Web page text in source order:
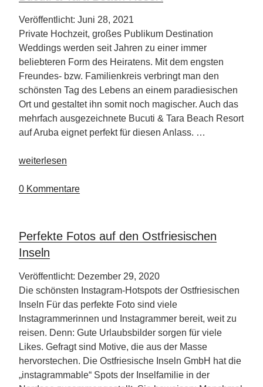
Veröffentlicht: Juni 28, 2021
Private Hochzeit, großes Publikum Destination
Weddings werden seit Jahren zu einer immer
beliebteren Form des Heiratens. Mit dem engsten
Freundes- bzw. Familienkreis verbringt man den
schönsten Tag des Lebens an einem paradiesischen
Ort und gestaltet ihn somit noch magischer. Auch das
mehrfach ausgezeichnete Bucuti & Tara Beach Resort
auf Aruba eignet perfekt für diesen Anlass. …
„Bucuti
Tara
weiterlesen
0 Kommentare
Perfekte Fotos auf den Ostfriesischen
Inseln
Veröffentlicht: Dezember 29, 2020
Die schönsten Instagram-Hotspots der Ostfriesischen
Inseln Für das perfekte Foto sind viele
Instagrammerinnen und Instagrammer bereit, weit zu
reisen. Denn: Gute Urlaubsbilder sorgen für viele
Likes. Gefragt sind Motive, die aus der Masse
hervorstechen. Die Ostfriesische Inseln GmbH hat die
„instagrammable“ Spots der Inselfamilie in der